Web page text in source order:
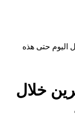
اليوم حتى هذه
خلال